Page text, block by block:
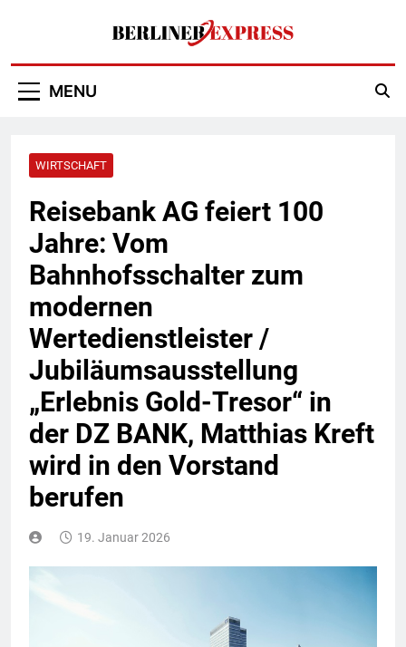
Berliner Express
MENU
WIRTSCHAFT
Reisebank AG feiert 100
Jahre: Vom
Bahnhofsschalter zum
modernen
Wertedienstleister /
Jubiläumsausstellung
„Erlebnis Gold-Tresor“ in
der DZ BANK, Matthias Kreft
wird in den Vorstand
berufen
19. Januar 2026